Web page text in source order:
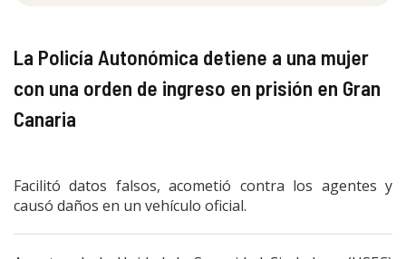
La Policía Autonómica detiene a una mujer
con una orden de ingreso en prisión en Gran
Canaria
Facilitó datos falsos, acometió contra los agentes y
causó daños en un vehículo oficial.